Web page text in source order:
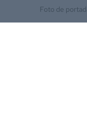
Foto de